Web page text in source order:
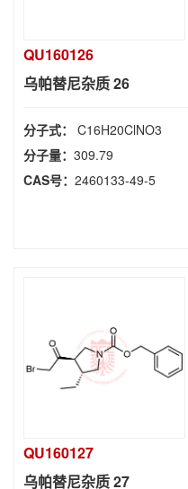
QU160126
乌帕替尼杂质 26
分子式： C16H20ClNO3
分子量： 309.79
CAS号： 2460133-49-5
QU160127
乌帕替尼杂质 27